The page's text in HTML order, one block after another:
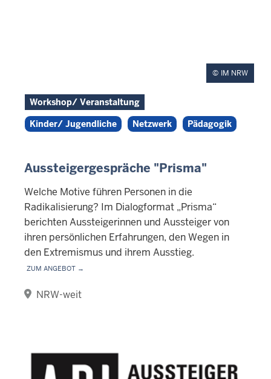
IM NRW
Workshop/ Veranstaltung
Kinder/ Jugendliche
Netzwerk Pädagogik
Aussteigergespräche "Prisma"
Welche Motive führen Personen in die
Radikalisierung? Im Dialogformat „Prisma“
berichten Aussteigerinnen und Aussteiger von
ihren persönlichen Erfahrungen, den Wegen in
den Extremismus und ihrem Ausstieg.
Zum Angebot →
NRW-weit